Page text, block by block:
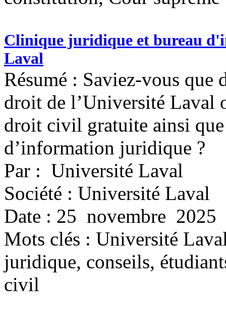
Clinique juridique et bureau
Laval
Résumé : Saviez-vous que
droit de l’Université Laval
droit civil gratuite ainsi
d’information juridique ?
Par : Université Laval
Société : Université Laval
Date : 25 novembre 2025
Mots clés : Université
juridique, conseils,
civil